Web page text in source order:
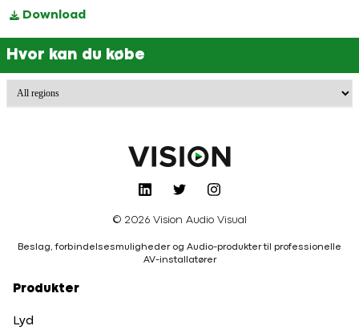
Download
Hvor kan du købe
© 2026 Vision Audio Visual
Beslag, forbindelsesmuligheder og Audio-produkter til professionelle
AV-installatører
Produkter
Lyd